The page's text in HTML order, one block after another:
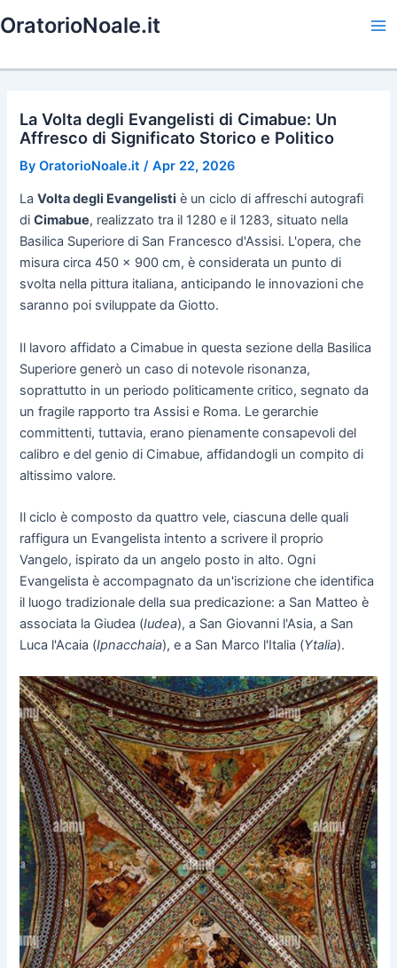
to
OratorioNoale.it
La Volta degli Evangelisti di Cimabue: Un
Affresco di Significato Storico e Politico
ByOratorioNoale.it /Apr 22, 2026
LaVolta degli Evangelisti è un ciclo di affreschi autografi
diCimabue, realizzato tra il 1280 e il 1283, situato nella
Basilica Superiore di San Francesco d'Assisi. L'opera, che
misura circa 450 x 900 cm, è considerata un punto di
svolta nella pittura italiana, anticipando le innovazioni che
saranno poi sviluppate da Giotto.
Il lavoro affidato a Cimabue in questa sezione della Basilica
Superiore generò un caso di notevole risonanza,
soprattutto in un periodo politicamente critico, segnato da
un fragile rapporto tra Assisi e Roma. Le gerarchie
committenti, tuttavia, erano pienamente consapevoli del
calibro e del genio di Cimabue, affidandogli un compito di
altissimo valore.
Il ciclo è composto da quattro vele, ciascuna delle quali
raffigura un Evangelista intento a scrivere il proprio
Vangelo, ispirato da un angelo posto in alto. Ogni
Evangelista è accompagnato da un'iscrizione che identifica
il luogo tradizionale della sua predicazione: a San Matteo è
associata la Giudea (Iudea), a San Giovanni l'Asia, a San
Luca l'Acaia (Ipnacchaia), e a San Marco l'Italia (Ytalia).